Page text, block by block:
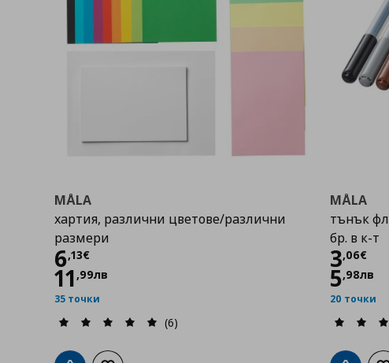
MÅLA
хартия, различни цветове/различни
размери
6,13€
Цена
11,99лв
35 точки
(6)
MÅLA
тънък
бр. в к-т
3,06€
Цена
5,98лв
20 точки